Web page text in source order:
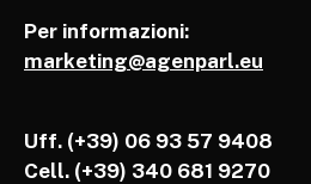
Per informazioni:
marketing@agenparl.eu
Uff. (+39) 06 93 57 9408
Cell. (+39) 340 681 9270